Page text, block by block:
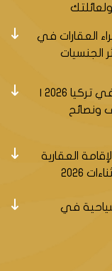
العقارات في
2026 | أكثر الجنسيات
ونصائح
العقارية
2026
في